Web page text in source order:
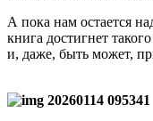
А пока нам остается
книга достигнет
и, даже, быть может,